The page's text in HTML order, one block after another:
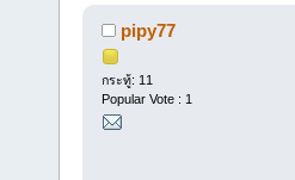
pipy77
กระทู้: 11
Popular Vote : 1